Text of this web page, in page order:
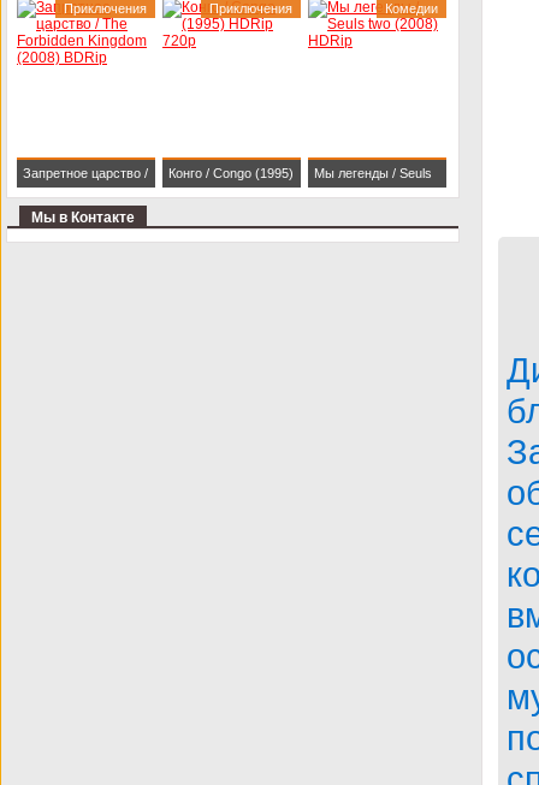
Week of Love (2003)
SATRip | P
любимых / Kill Your
Darlings (2013)
Бессмертный / 22
Bullets / L'immortel
Запретное царство /
The Forbidden
Приключения
Конго / Congo (1995)
Приключения
Мы легенды / Seuls
Комедии
Мы в Контакте